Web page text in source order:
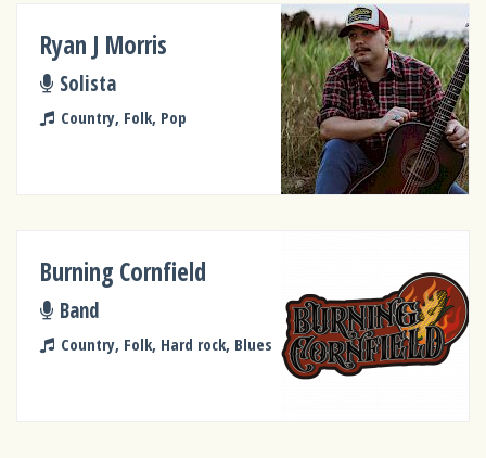
Ryan J Morris
Solista
Country, Folk, Pop
Burning Cornfield
Band
Country, Folk, Hard rock, Blues